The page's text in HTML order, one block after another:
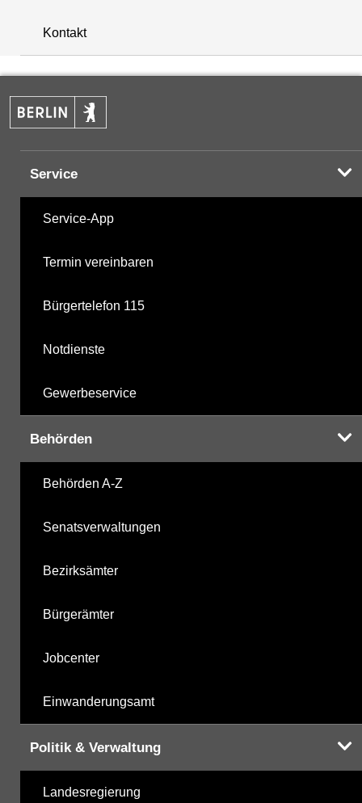
Kontakt
Service
Service-App
Termin vereinbaren
Bürgertelefon 115
Notdienste
Gewerbeservice
Behörden
Behörden A-Z
Senatsverwaltungen
Bezirksämter
Bürgerämter
Jobcenter
Einwanderungsamt
Politik & Verwaltung
Landesregierung